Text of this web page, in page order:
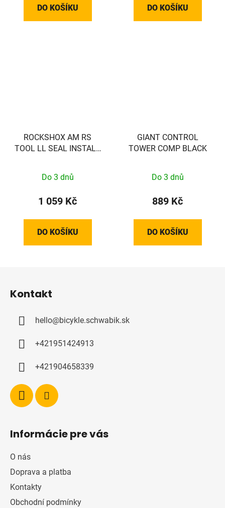
DO KOŠÍKU DO KOŠÍKU
ROCKSHOX AM RS
TOOL LL SEAL INSTALL
Do 3 dnů
1 059 Kč
DO KOŠÍKU
GIANT CONTROL
TOWER COMP BLACK
Do 3 dnů
889 Kč
DO KOŠÍKU
Kontakt
hello@bicykle.schwabik.sk
+421951424913
+421904658339
Informácie pre vás
O nás
Doprava a platba
Kontakty
Obchodní podmínky